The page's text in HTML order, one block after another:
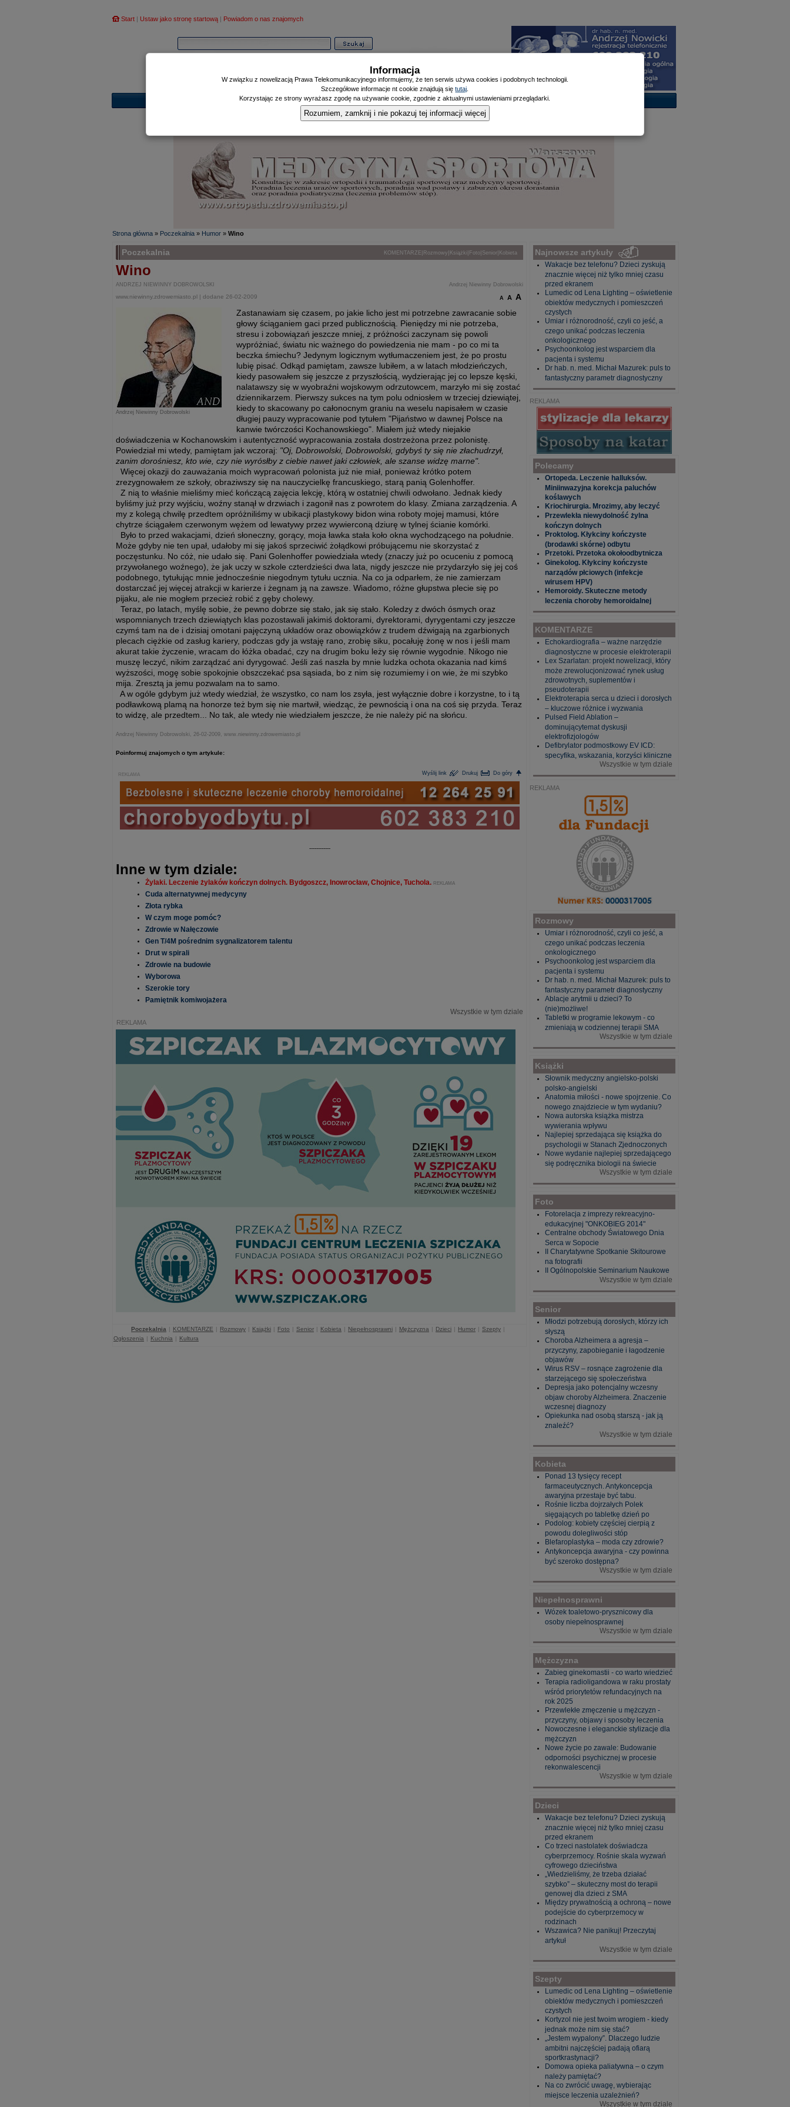
Start | Ustaw jako stronę startową | Powiadom o nas znajomych
Informator|Poczekalnia|Zdrowy Mieszczanin|Doniesienia Listonosza
Strona główna » Poczekalnia » Humor » Wino
Poczekalnia KOMENTARZE | Rozmowy | Książki | Foto| Senior| Kobieta
Wino
ANDRZEJ NIEWINNY DOBROWOLSKI Andrzej Niewinny Dobrowolski
www.niewinny.zdrowemiasto.pl | dodane 26-02-2009 A A A
Andrzej Niewinny Dobrowolski
Zastanawiam się czasem, po jakie licho jest mi potrzebne zawracanie sobie
głowy ściąganiem gaci przed publicznością. Pieniędzy mi nie potrzeba,
stresu i zobowiązań jeszcze mniej, z próżności zaczynam się powoli
wypróżniać, światu nic ważnego do powiedzenia nie mam - po co mi ta
beczka śmiechu? Jedynym logicznym wytłumaczeniem jest, że po prostu
lubię pisać. Odkąd pamiętam, zawsze lubiłem, a w latach młodzieńczych,
kiedy pasowałem się jeszcze z przyszłością, wydzierając jej co lepsze kęski,
nalatawszy się w wyobraźni wojskowym odrzutowcem, marzyło mi się zostać
dziennikarzem. Pierwszy sukces na tym polu odniosłem w trzeciej dziewiątej,
kiedy to skacowany po całonocnym graniu na weselu napisałem w czasie
długiej pauzy wypracowanie pod tytułem "Pijaństwo w dawnej Polsce na
kanwie twórczości Kochanowskiego". Miałem już wtedy niejakie
doświadczenia w Kochanowskim i autentyczność wypracowania została dostrzeżona przez polonistę.
Powiedział mi wtedy, pamiętam jak wczoraj: "Oj, Dobrowolski, Dobrowolski, gdybyś ty się nie złachudrzył,
zanim dorośniesz, kto wie, czy nie wyrósłby z ciebie nawet jaki człowiek, ale szanse widzę marne".
Więcej okazji do zauważania moich wypracowań polonista już nie miał, ponieważ krótko potem
zrezygnowałem ze szkoły, obraziwszy się na nauczycielkę francuskiego, starą panią Golenhoffer.
Z nią to właśnie mieliśmy mieć kończącą zajęcia lekcję, którą w ostatniej chwili odwołano. Jednak kiedy
byliśmy już przy wyjściu, woźny stanął w drzwiach i zagonił nas z powrotem do klasy. Zmiana zarządzenia. A
my z kolegą chwilę przedtem opróżniliśmy w ubikacji plastykowy bidon wina roboty mojej mamusi, które
chytrze ściągałem czerwonym wężem od lewatywy przez wywierconą dziurę w tylnej ścianie komórki.
Było to przed wakacjami, dzień słoneczny, gorący, moja ławka stała koło okna wychodzącego na południe.
Może gdyby nie ten upał, udałoby mi się jakoś sprzeciwić żołądkowi próbującemu nie skorzystać z
poczęstunku. No cóż, nie udało się. Pani Golenhoffer powiedziała wtedy (znaczy już po ocuceniu z pomocą
przywołanego woźnego), że jak uczy w szkole czterdzieści dwa lata, nigdy jeszcze nie przydarzyło się jej coś
podobnego, tytułując mnie jednocześnie niegodnym tytułu ucznia. Na co ja odparłem, że nie zamierzam
dostarczać jej więcej atrakcji w karierze i żegnam ją na zawsze. Wiadomo, różne głupstwa plecie się po
pijaku, ale nie mogłem przecież robić z gęby cholewy.
Teraz, po latach, myślę sobie, że pewno dobrze się stało, jak się stało. Koledzy z dwóch ósmych oraz
wspomnianych trzech dziewiątych klas pozostawali jakimiś doktorami, dyrektorami, dyrygentami czy jeszcze
czymś tam na de i dzisiaj omotani pajęczyną układów oraz obowiązków z trudem dźwigają na zgarbionych
plecach ciężkie od zasług kariery, podczas gdy ja wstaję rano, zrobię siku, pocałuję żonę w nos i jeśli mam
akurat takie życzenie, wracam do łóżka obadać, czy na drugim boku leży się równie wygodnie. Nikogo nie
muszę leczyć, nikim zarządzać ani dyrygować. Jeśli zaś naszła by mnie ludzka ochota okazania nad kimś
wyższości, mogę sobie spokojnie obszczekać psa sąsiada, bo z nim się rozumiemy i on wie, że mi szybko
mija. Zresztą ja jemu pozwalam na to samo.
A w ogóle gdybym już wtedy wiedział, że wszystko, co nam los zsyła, jest wyłącznie dobre i korzystne, to i tą
podławkową plamą na honorze też bym się nie martwił, wiedząc, że pewnością i ona na coś się przyda. Teraz
to widzę, ale przedtem... No tak, ale wtedy nie wiedziałem jeszcze, że nie należy pić na słońcu.
Andrzej Niewinny Dobrowolski, 26-02-2009, www.niewinny.zdrowemiasto.pl
Poinformuj znajomych o tym artykule:
Wyślij link Drukuj Do góry
REKLAMA
------------
Inne w tym dziale:
Żylaki. Leczenie żylaków kończyn dolnych. Bydgoszcz, Inowrocław, Chojnice, Tuchola. REKLAMA
Cuda alternatywnej medycyny
Złota rybka
W czym moge pomóc?
Zdrowie w Nałęczowie
Gen T/4M pośrednim sygnalizatorem talentu
Drut w spirali
Zdrowie na budowie
Wyborowa
Szerokie tory
Pamiętnik komiwojażera
Wszystkie w tym dziale
REKLAMA
Poczekalnia | KOMENTARZE | Rozmowy | Książki | Foto | Senior | Kobieta | Niepełnosprawni | Mężczyzna | Dzieci | Humor | Szepty |
Ogłoszenia | Kuchnia | Kultura
Najnowsze artykuły
Wakacje bez telefonu? Dzieci zyskują
znacznie więcej niż tylko mniej czasu
przed ekranem
Lumedic od Lena Lighting – oświetlenie
obiektów medycznych i pomieszczeń
czystych
Umiar i różnorodność, czyli co jeść, a
czego unikać podczas leczenia
onkologicznego
Psychoonkolog jest wsparciem dla
pacjenta i systemu
Dr hab. n. med. Michał Mazurek: puls to
fantastyczny parametr diagnostyczny
REKLAMA
Polecamy
Ortopeda. Leczenie halluksów.
Miniinwazyjna korekcja paluchów
koślawych
Kriochirurgia. Mrozimy, aby leczyć
Przewlekła niewydolność żylna
kończyn dolnych
Proktolog. Kłykciny kończyste
(brodawki skórne) odbytu
Przetoki. Przetoka okołoodbytnicza
Ginekolog. Kłykciny kończyste
narządów płciowych (infekcje
wirusem HPV)
Hemoroidy. Skuteczne metody
leczenia choroby hemoroidalnej
KOMENTARZE
Echokardiografia – ważne narzędzie
diagnostyczne w procesie elektroterapii
Lex Szarlatan: projekt nowelizacji, który
może zrewolucjonizować rynek usług
zdrowotnych, suplementów i
pseudoterapii
Elektroterapia serca u dzieci i dorosłych
– kluczowe różnice i wyzwania
Pulsed Field Ablation –
dominującytemat dyskusji
elektrofizjologów
Defibrylator podmostkowy EV ICD:
specyfika, wskazania, korzyści kliniczne
Wszystkie w tym dziale
REKLAMA
Rozmowy
Umiar i różnorodność, czyli co jeść, a
czego unikać podczas leczenia
onkologicznego
Psychoonkolog jest wsparciem dla
pacjenta i systemu
Dr hab. n. med. Michał Mazurek: puls to
fantastyczny parametr diagnostyczny
Ablacje arytmii u dzieci? To
(nie)możliwe!
Tabletki w programie lekowym - co
zmieniają w codziennej terapii SMA
Wszystkie w tym dziale
Książki
Słownik medyczny angielsko-polski
polsko-angielski
Anatomia miłości - nowe spojrzenie. Co
nowego znajdziecie w tym wydaniu?
Nowa autorska książka mistrza
wywierania wpływu
Najlepiej sprzedająca się książka do
psychologii w Stanach Zjednoczonych
Nowe wydanie najlepiej sprzedającego
się podręcznika biologii na świecie
Wszystkie w tym dziale
Foto
Fotorelacja z imprezy rekreacyjno-
edukacyjnej "ONKOBIEG 2014"
Centralne obchody Światowego Dnia
Serca w Sopocie
II Charytatywne Spotkanie Skitourowe
na fotografii
II Ogólnopolskie Seminarium Naukowe
Wszystkie w tym dziale
Senior
Młodzi potrzebują dorosłych, którzy ich
słyszą
Choroba Alzheimera a agresja –
przyczyny, zapobieganie i łagodzenie
objawów
Wirus RSV – rosnące zagrożenie dla
starzejącego się społeczeństwa
Depresja jako potencjalny wczesny
objaw choroby Alzheimera. Znaczenie
wczesnej diagnozy
Opiekunka nad osobą starszą - jak ją
znaleźć?
Wszystkie w tym dziale
Kobieta
Ponad 13 tysięcy recept
farmaceutycznych. Antykoncepcja
awaryjna przestaje być tabu.
Rośnie liczba dojrzałych Polek
sięgających po tabletkę dzień po
Podolog: kobiety częściej cierpią z
powodu dolegliwości stóp
Blefaroplastyka – moda czy zdrowie?
Antykoncepcja awaryjna - czy powinna
być szeroko dostępna?
Wszystkie w tym dziale
Niepełnosprawni
Wózek toaletowo-prysznicowy dla
osoby niepełnosprawnej
Wszystkie w tym dziale
Mężczyzna
Zabieg ginekomastii - co warto wiedzieć
Terapia radioligandowa w raku prostaty
wśród priorytetów refundacyjnych na
rok 2025
Przewlekłe zmęczenie u mężczyzn -
przyczyny, objawy i sposoby leczenia
Nowoczesne i eleganckie stylizacje dla
mężczyzn
Nowe życie po zawale: Budowanie
odporności psychicznej w procesie
rekonwalescencji
Wszystkie w tym dziale
Dzieci
Wakacje bez telefonu? Dzieci zyskują
znacznie więcej niż tylko mniej czasu
przed ekranem
Co trzeci nastolatek doświadcza
cyberprzemocy. Rośnie skala wyzwań
cyfrowego dzieciństwa
„Wiedzieliśmy, że trzeba działać
szybko” – skuteczny most do terapii
genowej dla dzieci z SMA
Między prywatnością a ochroną – nowe
podejście do cyberprzemocy w
rodzinach
Wszawica? Nie panikuj! Przeczytaj
artykuł
Wszystkie w tym dziale
Szepty
Lumedic od Lena Lighting – oświetlenie
obiektów medycznych i pomieszczeń
czystych
Kortyzol nie jest twoim wrogiem - kiedy
jednak może nim się stać?
„Jestem wypalony”. Dlaczego ludzie
ambitni najczęściej padają ofiarą
sportkrastynacji?
Domowa opieka paliatywna – o czym
należy pamiętać?
Na co zwrócić uwagę, wybierając
miejsce leczenia uzależnień?
Wszystkie w tym dziale
Informacja
W związku z nowelizacją Prawa Telekomunikacyjnego informujemy, że ten serwis używa cookies i podobnych technologii.
Szczegółowe informacje nt cookie znajdują siętutaj
Korzystając ze strony wyrażasz zgodę na używanie cookie, zgodnie z aktualnymi ustawieniami przeglądarki.
Rozumiem, zamknij i nie pokazuj tej informacji więcej